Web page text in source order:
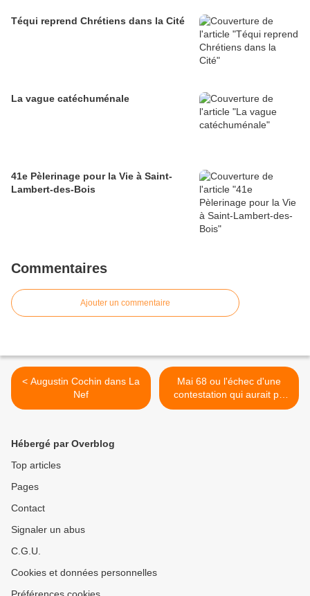
Téqui reprend Chrétiens dans la Cité
La vague catéchuménale
41e Pèlerinage pour la Vie à Saint-
Lambert-des-Bois
Commentaires
Ajouter un commentaire
< Augustin Cochin dans La
Nef
Mai 68 ou l'échec d'une
contestation qui aurait pu
être chrétienne >
Hébergé par Overblog
Top articles
Pages
Contact
Signaler un abus
C.G.U.
Cookies et données personnelles